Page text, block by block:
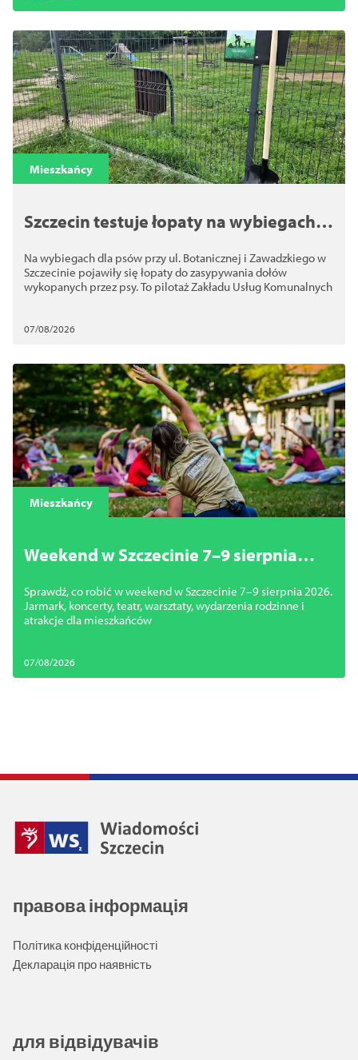
Mieszkańcy
Szczecin testuje łopaty na wybiegach
Na wybiegach dla psów przy ul. Botanicznej i Zawadzkiego w
Szczecinie pojawiły się łopaty do zasypywania dołów
wykopanych przez psy. To pilotaż Zakładu Usług Komunalnych
07/08/2026
Mieszkańcy
Weekend w Szczecinie 7–9 sierpnia
koncerty i atrakcje
Sprawdź, co robić w weekend w Szczecinie 7–9 sierpnia 2026.
Jarmark, koncerty, teatr, warsztaty, wydarzenia rodzinne i
atrakcje dla mieszkańców
07/08/2026
правова інформація
Політика конфіденційності
Декларація про наявність
для відвідувачів